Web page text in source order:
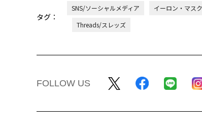
タグ：
SNS/ソーシャルメディア イーロン・マスク
Threads/スレッズ
FOLLOW US